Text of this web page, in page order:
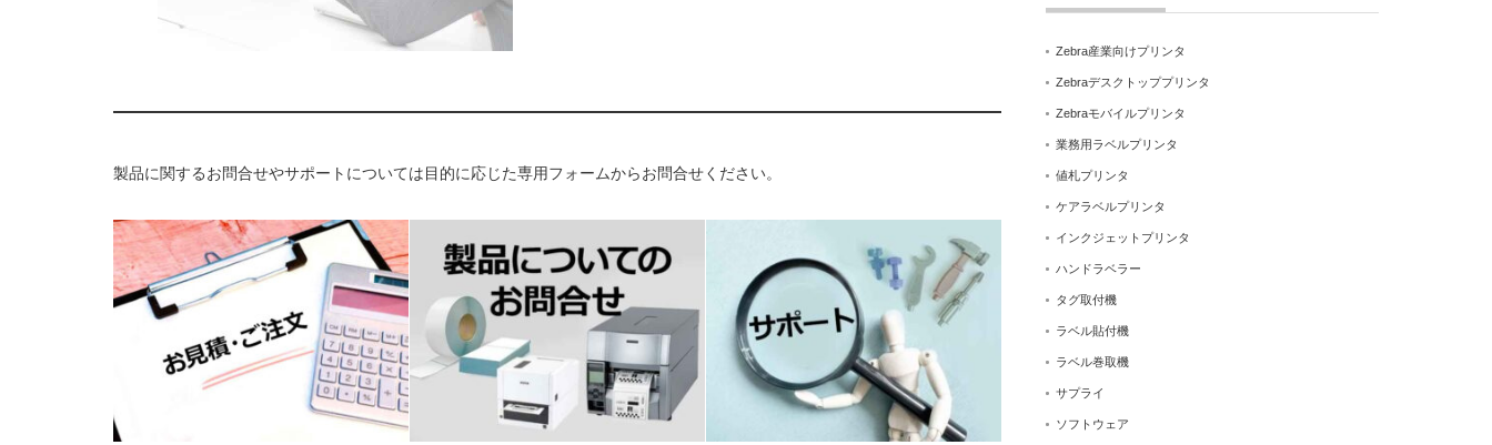
製品に関するお問合せやサポートについては目的に応じた専用フォームからお問合せください。
Zebra産業向けプリンタ
Zebraデスクトッププリンタ
Zebraモバイルプリンタ
業務用ラベルプリンタ
値札プリンタ
ケアラベルプリンタ
インクジェットプリンタ
ハンドラベラー
タグ取付機
ラベル貼付機
ラベル巻取機
サプライ
ソフトウェア